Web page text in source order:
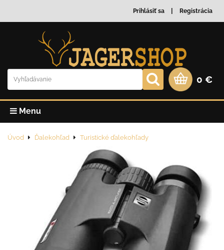
Prihlásiť sa Registrácia
0 €
Menu
Úvod Ďalekohľad Turistické ďalekohľady